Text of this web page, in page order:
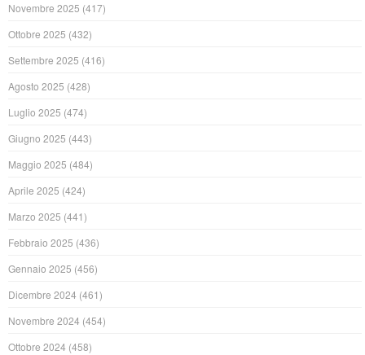
Novembre 2025 (417)
Ottobre 2025 (432)
Settembre 2025 (416)
Agosto 2025 (428)
Luglio 2025 (474)
Giugno 2025 (443)
Maggio 2025 (484)
Aprile 2025 (424)
Marzo 2025 (441)
Febbraio 2025 (436)
Gennaio 2025 (456)
Dicembre 2024 (461)
Novembre 2024 (454)
Ottobre 2024 (458)